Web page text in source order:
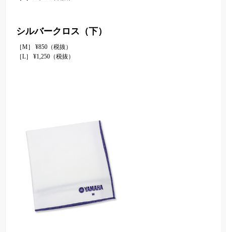
シルバークロス（下）
［M］ ¥850（税抜）
［L］ ¥1,250（税抜）